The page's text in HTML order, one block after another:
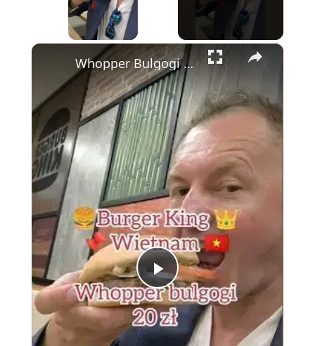
×
Play
Video
Whopper Bulgogi na lotnisku Phu Quoc ✈️🍔 | Czy warto za 20 zł?